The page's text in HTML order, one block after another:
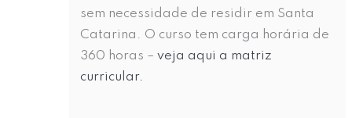
sem necessidade de residir em Santa
Catarina. O curso tem carga horária de
360 horas –veja aqui a matriz
curricular.